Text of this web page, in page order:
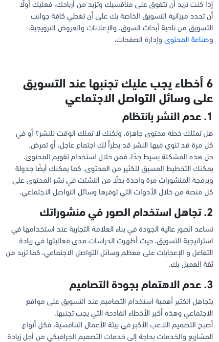
إذا كنت تريد أن تتفوق على منافسيك وتزيد من أرباحك، فعليك أولًا
أن تحدد ميزانية التسويق الخاصة بك على أن تغطي كافة جوانب
التسويق من ناحية أبحاث السوق، والإعلانات والعروض الترويجية،
وصناعة المحتوى وإدارة الصفحات.
6 أخطاء يجب عليك تجنبها عند التسويق
على وسائل التواصل الاجتماعي
1. عدم النشر بانتظام
هل تمتلك خطة محتوى جاهزة، ولكنك لا تملك الوقت للنشر؟ أو في
كل مرة قد تنوي فيها النشر قد يطرأ لك اجتماع عاجل، أو تمرض.
حل هذه المشكلة بسيط جدًا، فمن خلال استخدام تقويم المحتوى،
يمكنك التخطيط المسبق للكثير من المحتوى. كما يمكنك أيضًا جدولة
وبرمجة المنشورات مرة واحدة بدلًا من التشتت في نشر المحتوى على
كل منصة من خلال الأدوات التي توفرها وسائل التواصل الاجتماعي.
2. تجاهل استخدام الصور في منشوراتك
تساعد الصور عالية الجودة في بناء العلامة التجارية عند استخدامها في
استراتيجية التسويق، حيث أظهرت الدراسات مدى فعاليتها في زيادة
التفاعل و الإعجابات على معظم وسائل التواصل الاجتماعي، كما تزيد من
ثقة العميل بك.
3. عدم الاهتمام بجودة التصاميم
يتجاهل الكثير أهمية استخدام التصاميم عند التسويق على مواقع
الاجتماعي وهذه أكبر الأخطاء الفادحة التي يجب تجنبها.
أصبح التصميم اللاعب الأكبر في بيئة الأعمال التنافسية، فكل أنواع
المشاريع والخدمات بحاجة إلى خدمات التصميم الجرافيكي من أجل زيادة